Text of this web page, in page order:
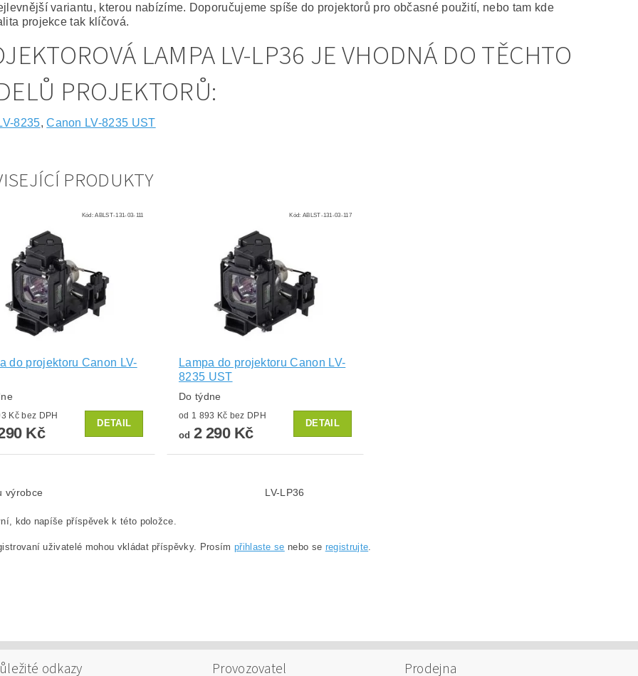
variantu, kterou nabízíme. Doporučujeme spíše do projektorů pro občasné použití, nebo tam kde
projekce tak klíčová.
LAMPA LV-LP36 JE VHODNÁ DO TĚCHTO
PROJEKTORŮ:
8235,Canon LV-8235 UST
PRODUKTY
Kód:ABLST-131-03-111
do projektoru Canon LV-
od 1 893 Kč bez DPH
Kč
DETAIL
Kód: ABLST-131-03-117
Lampa do projektoru Canon LV-
8235 UST
Do týdne
od 1 893 Kč bez DPH
od 2 290 Kč
DETAIL
výrobce LV-LP36
kdo napíše příspěvek k této položce.
uživatelé mohou vkládat příspěvky. Prosím přihlaste se nebo se registrujte
odkazy Provozovatel Prodejna